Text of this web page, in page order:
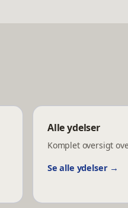
Alle ydelser
Komplet oversigt
Sealle ydelser→